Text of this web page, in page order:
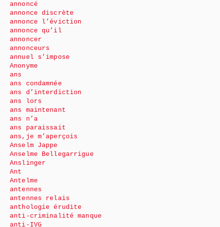
annoncé
annonce discrète
annonce l’éviction
annonce qu’il
annoncer
annonceurs
annuel s’impose
Anonyme
ans
ans condamnée
ans d’interdiction
ans lors
ans maintenant
ans n’a
ans paraissait
ans,je m’aperçois
Anselm Jappe
Anselme Bellegarrigue
Anslinger
Ant
Antelme
antennes
antennes relais
anthologie érudite
anti-criminalité manque
anti-IVG